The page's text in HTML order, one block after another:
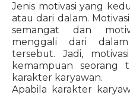
Jenis motivasi yang
atau dari dalam.
semangat dan
menggali dari
tersebut. Jadi,
kemampuan seorang
karakter karyawan.
Apabila karakter